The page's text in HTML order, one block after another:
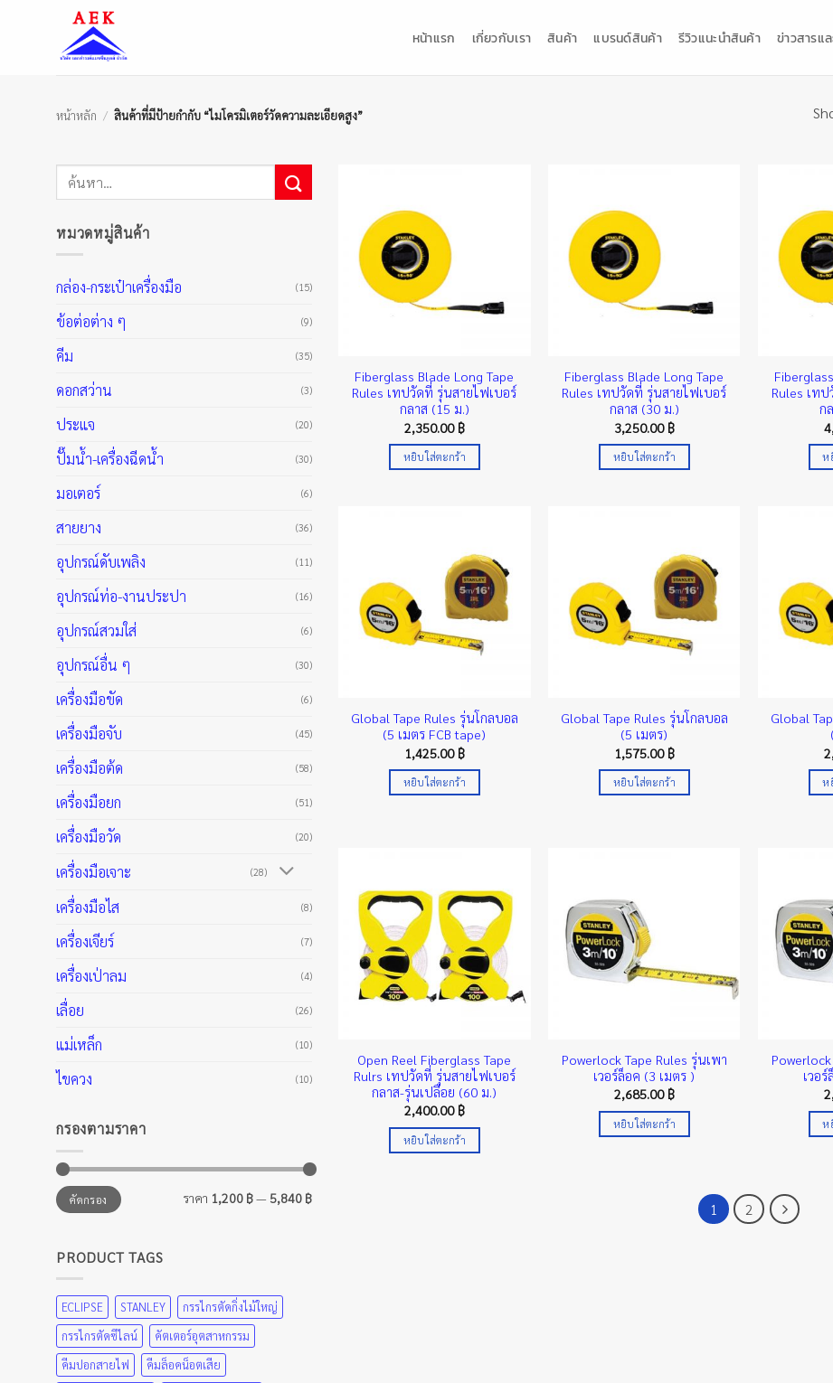
หน้าแรก เกี่ยวกับเรา สินค้า แบรนด์สินค้า รีวิวแนะนำสินค้า ข่าวสารแ
หน้าหลัก / สินค้าที่มีป้ายกำกับ “ไมโครมิเตอร์วัดความละเอียดสูง”
ค้นหา:
หมวดหมู่สินค้า
กล่อง-กระเป๋าเครื่องมือ (15)
ข้อต่อต่าง ๆ (9)
คีม (35)
ดอกสว่าน (3)
ประแจ (20)
ปั๊มน้ำ-เครื่องฉีดน้ำ (30)
มอเตอร์ (6)
สายยาง (36)
อุปกรณ์ดับเพลิง (11)
อุปกรณ์ท่อ-งานประปา (16)
อุปกรณ์สวมใส่ (6)
อุปกรณ์อื่น ๆ (30)
เครื่องมือขัด (6)
เครื่องมือจับ (45)
เครื่องมือต้ด (58)
เครื่องมือยก (51)
เครื่องมือวัด (20)
เครื่องมือเจาะ (28)
เครื่องมือไส (8)
เครื่องเจียร์ (7)
เครื่องเป่าลม (4)
เลื่อย (26)
แม่เหล็ก (10)
ไขควง (10)
กรองตามราคา
ราคา
ต่ำ
สุด
ราคา
สูงสุดคัดกรอง ราคา 1,200 ฿— 5,840 ฿
PRODUCT TAGS
ECLIPSE STANLEY
กรรไกรตัดกิ่งไม้ใหญ่
กรรไกรตัดซีไลน์
คัตเตอร์อุตสาหกรรม
คีมปอกสายไฟ
คีมล็อคน็อตเสีย
Fiberglass Blade Long Tape
Rules เทปวัดที่ รุ่นสายไฟเบอร์
กลาส (15 ม.)
2,350.00 ฿
หยิบใส่ตะกร้า
Fiberglass Blade Long Tape
Rules เทปวัดที่ รุ่นสายไฟเบอร์
กลาส (30 ม.)
3,250.00 ฿
หยิบใส่ตะกร้า
Rules เท
ก
ห
Global Tape Rules รุ่นโกลบอล
(5 เมตร FCB tape)
1,425.00 ฿
หยิบใส่ตะกร้า
Global Tape Rules รุ่นโกลบอล
(5 เมตร)
1,575.00 ฿
หยิบใส่ตะกร้า
Global
ห
Open Reel Fiberglass Tape
Rulrs เทปวัดที่ รุ่นสายไฟเบอร์
กลาส-รุ่นเปลือย (60 ม.)
2,400.00 ฿
หยิบใส่ตะกร้า
Powerlock Tape Rules รุ่นเพา
เวอร์ล็อค (3 เมตร )
2,685.00 ฿
หยิบใส่ตะกร้า
เวอ
ห
1 2